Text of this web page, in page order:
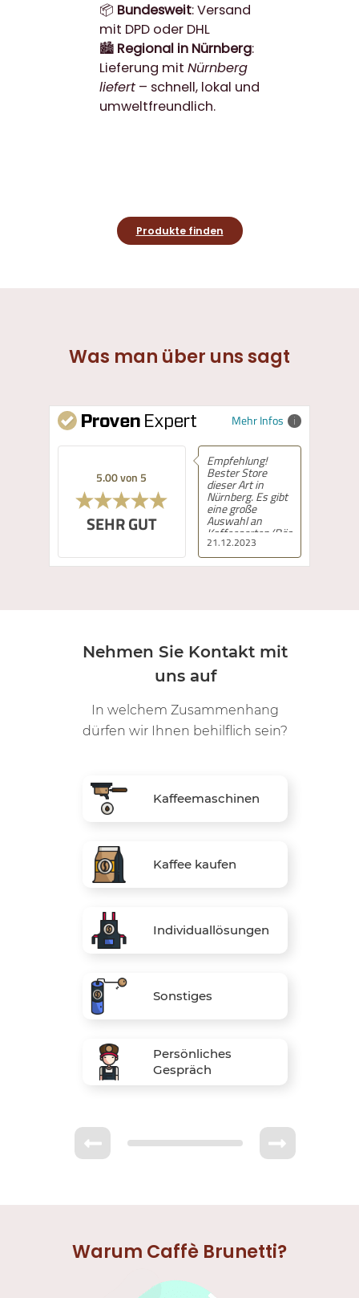
📦 Bundesweit: Versand
mit DPD oder DHL
🏙 Regional in Nürnberg:
Lieferung mit Nürnberg
liefert– schnell, lokal und
umweltfreundlich.
Produkte finden
Was man über uns sagt
Mehr Infos
5.00 von 5
SEHR GUT
21.12.2023
Empfehlung!
Bester Store
dieser Art in
Nürnberg. Es gibt
eine große
Auswahl an
Kaffeesorten/Röstungen,
die mit guter
Beratung
angeboten
hochwertig
macht sowohl
wie auch
Milchschaum.
Damit schmeckt
jede Tasse wie in
Nehmen Sie Kontakt mit
uns auf
In welchem Zusammenhang
dürfen wir Ihnen behilflich sein?
Kaffeemaschinen
Kaffee kaufen
Individuallösungen
Sonstiges
Persönliches
Gespräch
Warum Caffè Brunetti?